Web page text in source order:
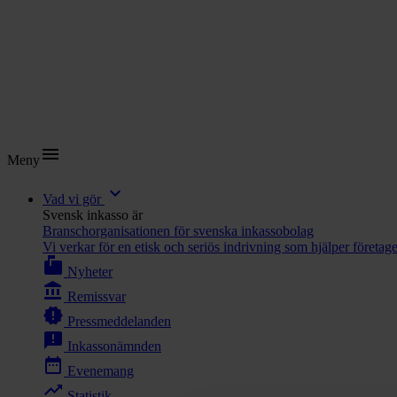
Menymenu
Vad vi gör expand_more
Svensk inkasso är
Branschorganisationen för svenska inkassobolag
Vi verkar för en etisk och seriös indrivning som hjälper
markunread_mailbox Nyheter
account_balance Remissvar
new_releases Pressmeddelanden
announcement Inkassonämnden
date_range Evenemang
trending_up